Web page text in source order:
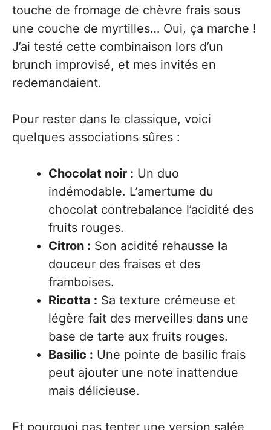
touche de fromage de chèvre frais sous
une couche de myrtilles… Oui, ça marche !
J’ai testé cette combinaison lors d’un
brunch improvisé, et mes invités en
redemandaient.
Pour rester dans le classique, voici
quelques associations sûres :
Chocolat noir : Un duo
indémodable. L’amertume du
chocolat contrebalance l’acidité des
fruits rouges.
Citron : Son acidité rehausse la
douceur des fraises et des
framboises.
Ricotta : Sa texture crémeuse et
légère fait des merveilles dans une
base de tarte aux fruits rouges.
Basilic : Une pointe de basilic frais
peut ajouter une note inattendue
mais délicieuse.
Et pourquoi pas tenter une version salée